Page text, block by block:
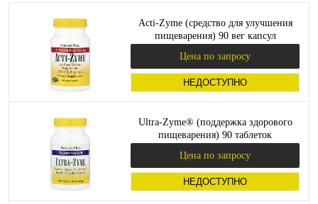
Acti-Zyme (средство для улучшения
пищеварения) 90 вег капсул
Цена по запросу
НЕДОСТУПНО
Ultra-Zyme® (поддержка здорового
пищеварения) 90 таблеток
Цена по запросу
НЕДОСТУПНО